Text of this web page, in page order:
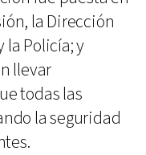
la Dirección
la Policía; y
llevar
todas las
la seguridad